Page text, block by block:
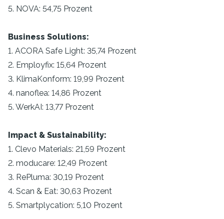
5. NOVA: 54,75 Prozent
Business Solutions:
1. ACORA Safe Light: 35,74 Prozent
2. Employfix: 15,64 Prozent
3. KlimaKonform: 19,99 Prozent
4. nanoflea: 14,86 Prozent
5. WerkAI: 13,77 Prozent
Impact & Sustainability:
1. Clevo Materials: 21,59 Prozent
2. moducare: 12,49 Prozent
3. RePluma: 30,19 Prozent
4. Scan & Eat: 30,63 Prozent
5. Smartplycation: 5,10 Prozent